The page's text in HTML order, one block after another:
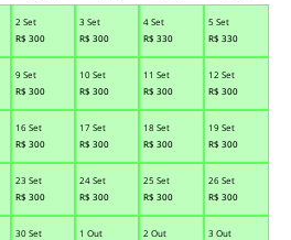
2 Set
R$ 300
3 Set
R$ 300
4 Set
R$ 330
5 Set
R$ 330
9 Set
R$ 300
10 Set
R$ 300
11 Set
R$ 300
12 Set
R$ 300
16 Set
R$ 300
17 Set
R$ 300
18 Set
R$ 300
19 Set
R$ 300
23 Set
R$ 300
24 Set
R$ 300
25 Set
R$ 300
26 Set
R$ 300
30 Set
1 Out
2 Out
3 Out